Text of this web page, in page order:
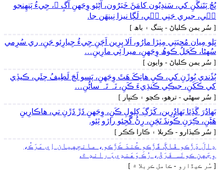
پُڇُ پَتَنگَنِ کي، سَندِيُون کامَڻَ خَبَرُون، آڻِئو وِجَهنِ آڳِ ۾، جِيءُ پَنھِنجو
جٖي، جيري جَنِي جٖي، لَڳا نيزا نِينھَن جا.
[ سُر يمن ڪلياڻ - پتنگ ۽ باھ ]
ڀَلو مِيان مُحبَتِي مِٺِڙا مارُو، اَلا پِرِين اَچَنِ جِيءُ جِيارِئو جَنِ، ري سُرِمي
سُھڻا، ڪَجَلُ ڪوھُ وِجَهنِ، ميرا ئِي مارِينِ…
[ سُر يمن ڪلياڻ - وايون ]
ٻُڏَندي ٻُوڙَنِ کي، ڪي ھاتِڪَ ھَٿَ وِجَهنِ، پَسو لَڄَ لَطِيفُ چئَي، ڪيڏِي
کي ڪَکَنِ، جيڪِي ڪَنڌِيءَ ڪَنِ، نَہ تَہ ساڻُنِ…
[ سُر سھڻي - ترھو، ڪچو ۽ ڪنڀار ]
بَھادُرَ گَڏِئا بَھادُرِين، کَڙڳَ کِلوِلِ ڪَنِ، وِجَهنِ ڌَڙَ ڌَڙَنِ تي، ھاڪارِينِ
ھَڻَنِ، ڪِرَنِ ڪُونڌَ نَچَنِ، رِڻُ گَجِئو راڙو ٿِئو.
[ سُر ڪيڏارو - ڪربلا ۽ ڪارا ڪڪر ]
ڍالَ ڍَڙَڪو ڦاڳَ ڦَڙَڪو ڪُندَ ڪَڙَڪو، مانجِهيان اِي مَرَڪُ،
وِجَهنِ ڪونَہ فَرَقُ، رُڪَ وَھَندِيءَ راندِ ۾.
[ سُر ڪيڏارو - ڪامل ڪربلا ۾ ]